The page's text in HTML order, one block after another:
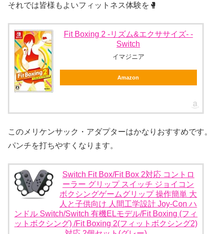
それでは皆様もよいフィットネス体験を🥊
Fit Boxing 2 -リズム&エクササイズ- -
Switch
イマジニア
Amazon
このメリケンサック・アダプターはかなりおすすめです。
パンチを打ちやすくなります。
Switch Fit Box/Fit Box 2対応 コントロ
ーラー グリップ スイッチ ジョイコン
ボクシングゲームグリップ 操作簡単 大
人と子供向け 人間工学設計 Joy-Con ハ
ンドル Switch/Switch 有機ELモデル/Fit Boxing (フィ
ットボクシング) /Fit Boxing 2(フィットボクシング2)